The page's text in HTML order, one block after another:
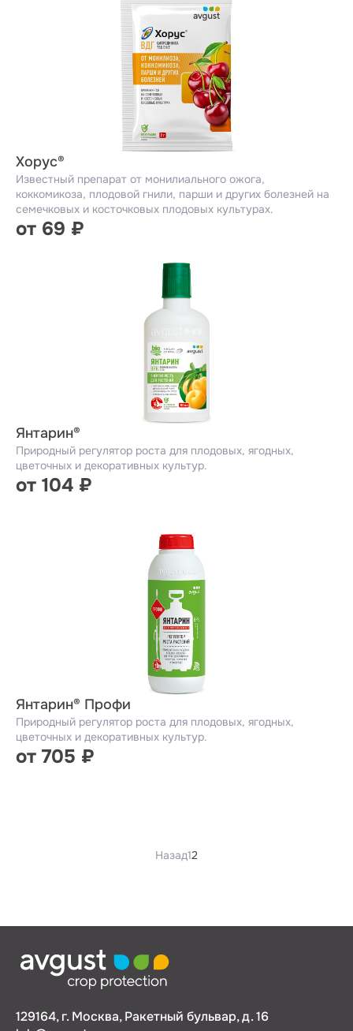
Хорус®
Известный препарат от монилиального ожога,
коккомикоза, плодовой гнили, парши и других болезней на
семечковых и косточковых плодовых культурах.
от 69 ₽
Янтарин®
Природный регулятор роста для плодовых, ягодных,
цветочных и декоративных культур.
от 104 ₽
Янтарин® Профи
Природный регулятор роста для плодовых, ягодных,
цветочных и декоративных культур.
от 705 ₽
Назад12
129164, г. Москва, Ракетный бульвар, д. 16